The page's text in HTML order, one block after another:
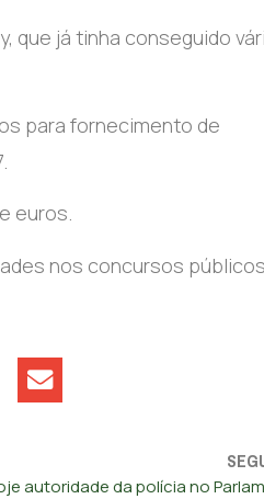
que já tinha conseguido
para fornecimento de
euros.
nos concursos públicos
autoridade da polícia no